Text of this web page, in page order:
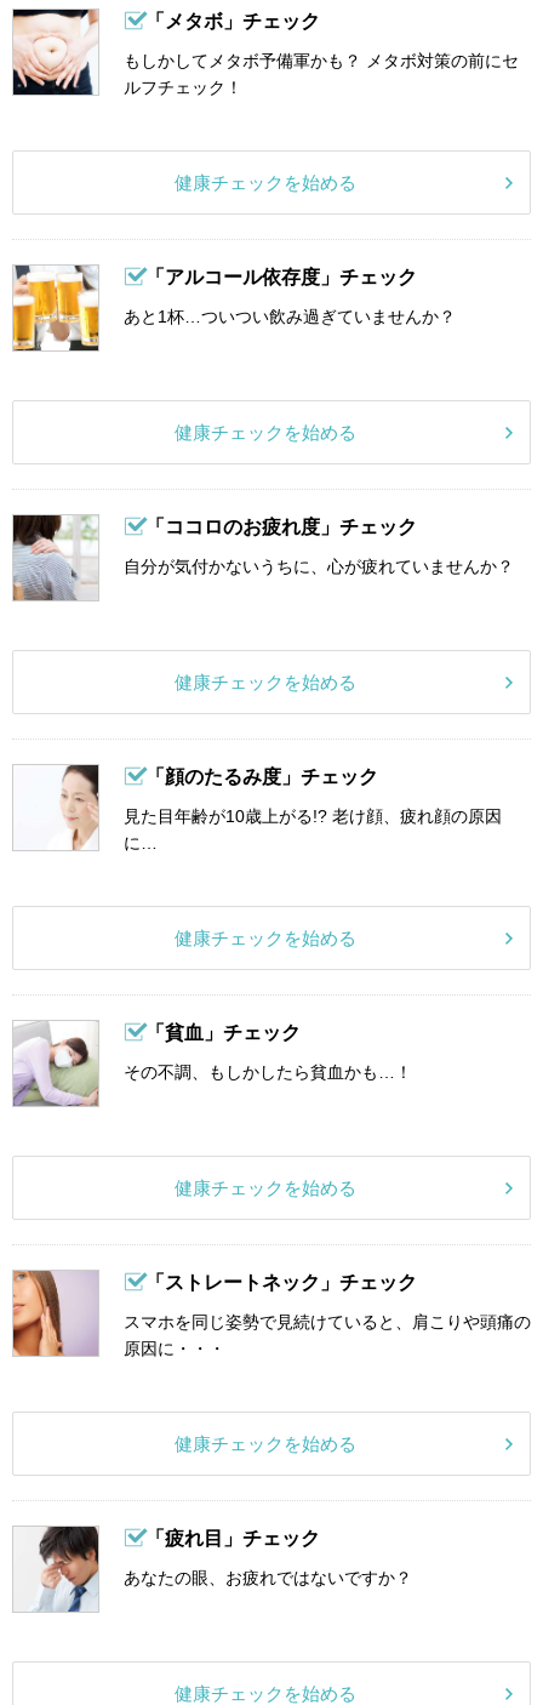
「メタボ」チェック
もしかしてメタボ予備軍かも？ メタボ対策の前にセ
ルフチェック！
健康チェックを始める
「アルコール依存度」チェック
あと1杯…ついつい飲み過ぎていませんか？
健康チェックを始める
「ココロのお疲れ度」チェック
自分が気付かないうちに、心が疲れていませんか？
健康チェックを始める
「顔のたるみ度」チェック
見た目年齢が10歳上がる!? 老け顔、疲れ顔の原因
に…
健康チェックを始める
「貧血」チェック
その不調、もしかしたら貧血かも…！
健康チェックを始める
「ストレートネック」チェック
スマホを同じ姿勢で見続けていると、肩こりや頭痛の
原因に・・・
健康チェックを始める
「疲れ目」チェック
あなたの眼、お疲れではないですか？
健康チェックを始める